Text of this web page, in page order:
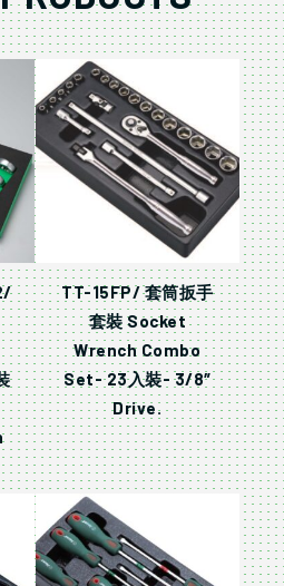
TT-15FP/ 套筒扳手
套裝 Socket
Wrench Combo
Set- 23入裝- 3/8″
Drive.